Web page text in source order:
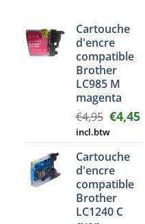
Cartouche
d'encre
compatible
Brother
LC985 M
magenta
€4,95 Le
prix
était :
€4,95.
€4,45Le
incl.btw
Cartouche
d'encre
compatible
Brother
LC1240 C